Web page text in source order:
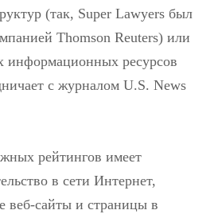
(так, Super Lawyers был
Thomson Reuters) или
информационных ресурсов
с журналом U.S. News
рейтингов имеет
в сети Интернет,
веб-сайты и страницы в